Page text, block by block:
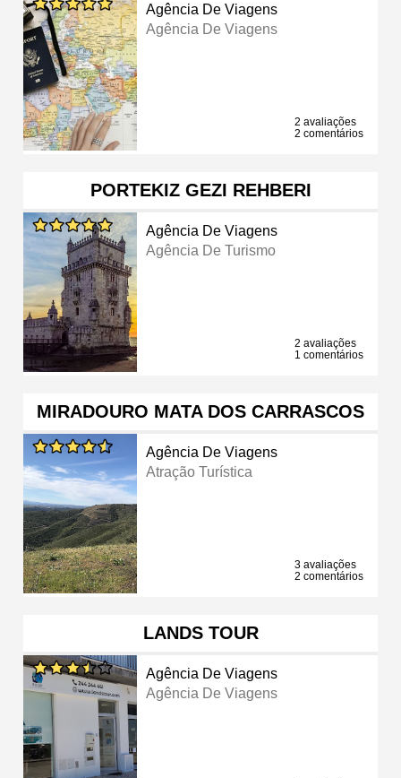
Agência De Viagens
Agência De Viagens
2 avaliações
2 comentários
PORTEKIZ GEZI REHBERI
Agência De Viagens
Agência De Turismo
2 avaliações
1 comentários
MIRADOURO MATA DOS CARRASCOS
Agência De Viagens
Atração Turística
3 avaliações
2 comentários
LANDS TOUR
Agência De Viagens
Agência De Viagens